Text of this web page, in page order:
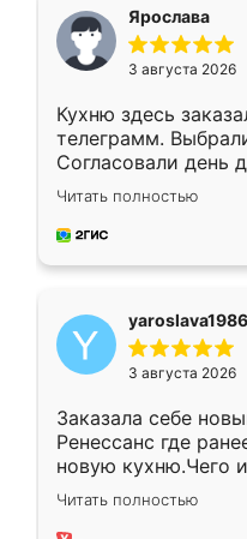
Ярослава
3 августа 2026
Кухню здесь
телеграмм.
Согласовали день
недели кухня была
довольны работой.
мебель за
Читать полностью
yaroslava1986
3 августа 2026
Заказала себе
Ренессанс где
новую кухню.Чего
вполне довольна.
два года, нареканий
Читать полностью